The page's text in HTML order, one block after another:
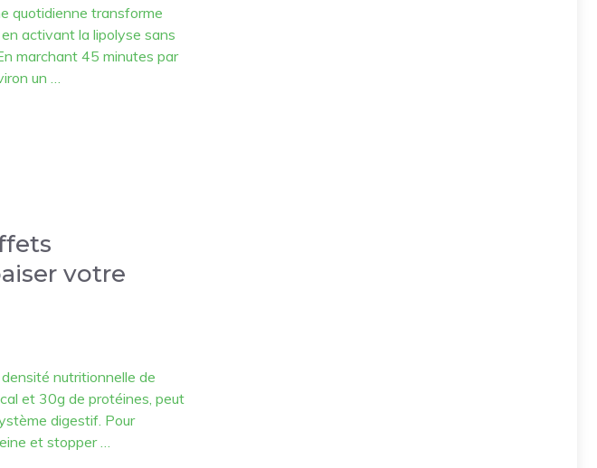
quotidienne transforme
activant la lipolyse sans
marchant 45 minutes par
un …
votre
nutritionnelle de
et 30g de protéines, peut
digestif. Pour
et stopper …